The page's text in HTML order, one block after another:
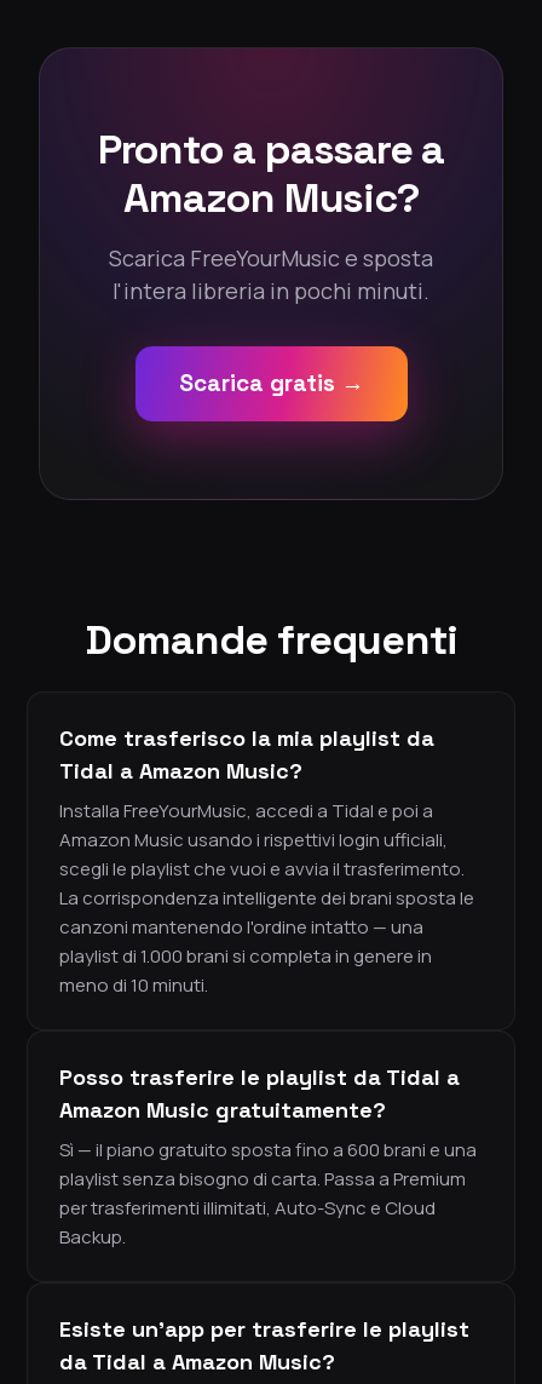
Pronto a passare a
Amazon Music?
Scarica FreeYourMusic e sposta
l'intera libreria in pochi minuti.
Scarica gratis →
Domande frequenti
Come trasferisco la mia playlist da
Tidal a Amazon Music?
Installa FreeYourMusic, accedi a Tidal e poi a
Amazon Music usando i rispettivi login ufficiali,
scegli le playlist che vuoi e avvia il trasferimento.
La corrispondenza intelligente dei brani sposta le
canzoni mantenendo l'ordine intatto — una
playlist di 1.000 brani si completa in genere in
meno di 10 minuti.
Posso trasferire le playlist da Tidal a
Amazon Music gratuitamente?
Sì — il piano gratuito sposta fino a 600 brani e una
playlist senza bisogno di carta. Passa a Premium
per trasferimenti illimitati, Auto-Sync e Cloud
Backup.
Esiste un'app per trasferire le playlist
da Tidal a Amazon Music?